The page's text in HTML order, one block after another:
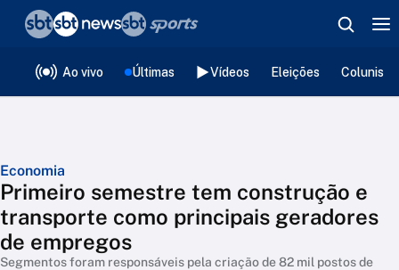
Ao vivo Últimas Vídeos Eleições
Economia
Primeiro semestre tem construção e
transporte como principais geradores
de empregos
Segmentos foram responsáveis pela criação de 82 mil postos de
❮voltar
Editorias